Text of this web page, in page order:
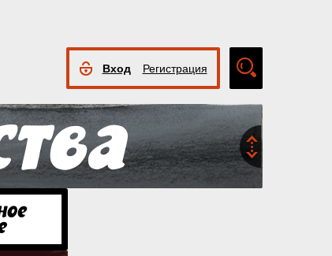
Вход Регистрация
поиск